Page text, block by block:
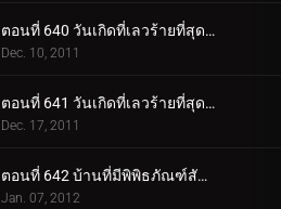
ตอนที่ 640 วันเกิดที่เลวร้ายที่สุด (ตอน 1)
Dec. 10, 2011
ตอนที่ 641 วันเกิดที่เลวร้ายที่สุด (ตอน 2)
Dec. 17, 2011
ตอนที่ 642 บ้านที่มีพิพิธภัณฑ์สัตว์น้ำ
Jan. 07, 2012